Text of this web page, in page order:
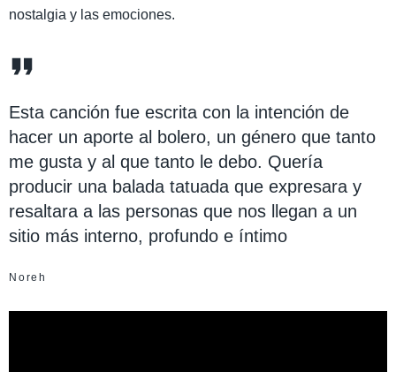
nostalgia y las emociones.
Esta canción fue escrita con la intención de
hacer un aporte al bolero, un género que tanto
me gusta y al que tanto le debo. Quería
producir una balada tatuada que expresara y
resaltara a las personas que nos llegan a un
sitio más interno, profundo e íntimo
Noreh